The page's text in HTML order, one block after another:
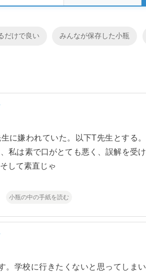
だけで良い みんなが保存した小瓶
に嫌われていた。以下T先生とする。
私は素で口がとても悪く、誤解を受け
して素直じゃ
小瓶の中の手紙を読む
。学校に行きたくないと思ってしまい